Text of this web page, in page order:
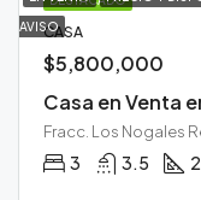
AVISOCASA
$5,800,000
Fracc. Los Nogales
3 3.5